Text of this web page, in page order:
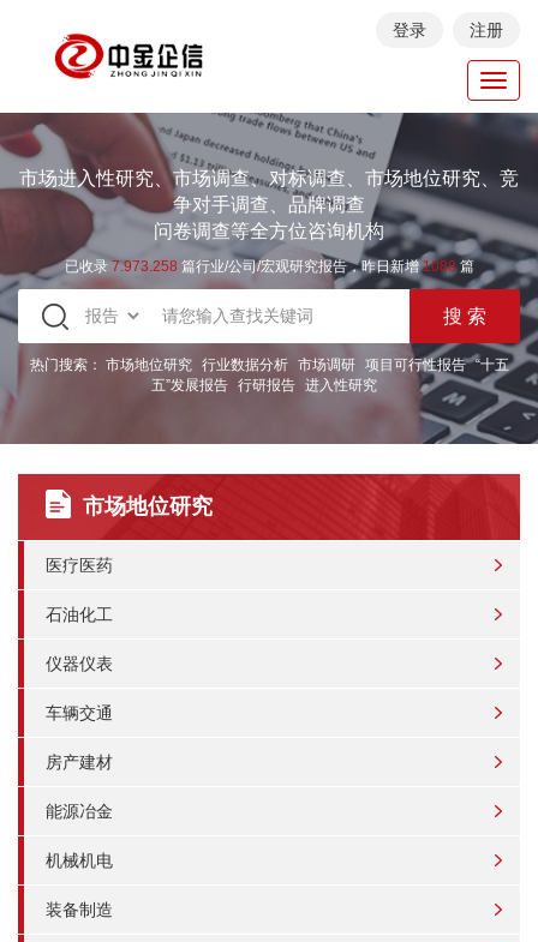
登录 注册
市场进入性研究、市场调查、对标调查、市场地位研究、竞
争对手调查、品牌调查
问卷调查等全方位咨询机构
已收录 7.973.258 篇行业/公司/宏观研究报告，昨日新增1088篇
热门搜索： 市场地位研究 行业数据分析 市场调研 项目可行性报告 “十五
五”发展报告 行研报告 进入性研究
市场地位研究
医疗医药
石油化工
仪器仪表
车辆交通
房产建材
能源冶金
机械机电
装备制造